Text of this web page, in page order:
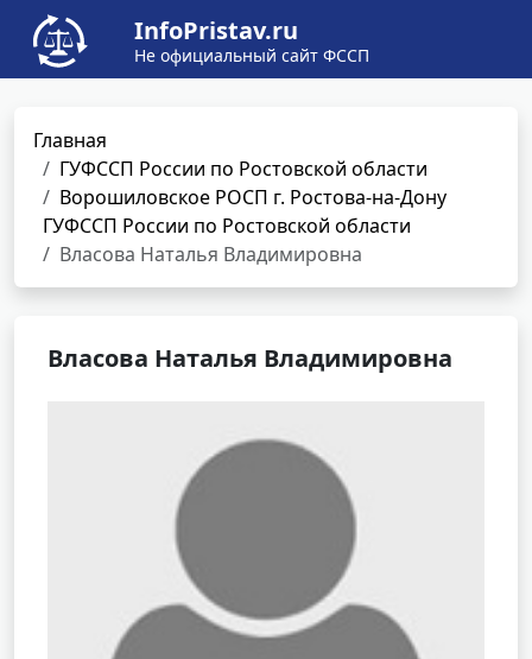
InfoPristav.ru
Не официальный сайт ФССП
Главная
ГУФССП России по Ростовской области
Ворошиловское РОСП г. Ростова-на-Дону
ГУФССП России по Ростовской области
Власова Наталья Владимировна
Власова Наталья Владимировна